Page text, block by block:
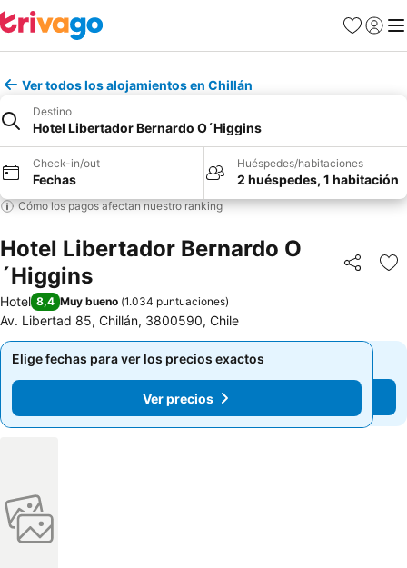
Favoritos
Iniciar
Ver todos los alojamientos en Chillán
Destino
Hotel Libertador Bernardo O´Higgins
Check-in/out
Fechas
Huéspedes/habitaciones
2 huéspedes, 1 habitación
Cómo los pagos afectan nuestro ranking
Hotel Libertador Bernardo O
´Higgins
Compartir
Hotel 8,4 Muy bueno (1.034 puntuaciones)
Av. Libertad 85, Chillán, 3800590, Chile
Elige fechas para ver los precios exactos
Ver precios
Elige fechas para ver los precios exactos
Ver precios